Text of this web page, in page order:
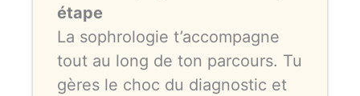
étape
La sophrologie t’accompagne
tout au long de ton parcours. Tu
gères le choc du diagnostic et